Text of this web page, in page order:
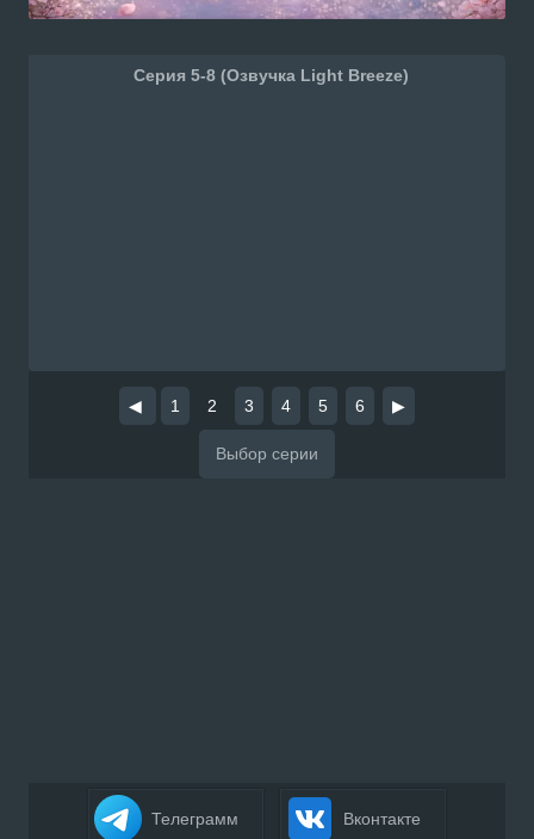
Серия 5-8 (Озвучка Light Breeze)
◀ 1 2 3 4 5 6 ▶
Телеграмм Вконтакте